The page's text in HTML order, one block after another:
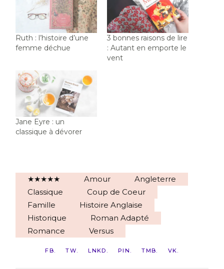
Ruth : l’histoire d’une
femme déchue
3 bonnes raisons de lire
: Autant en emporte le
vent
Jane Eyre : un
classique à dévorer
★★★★★ Amour
Angleterre
Classique
Coup de Coeur
Famille
Histoire Anglaise
Historique
Roman Adapté
Romance
Versus
FB TW LNKD PIN TMB VK